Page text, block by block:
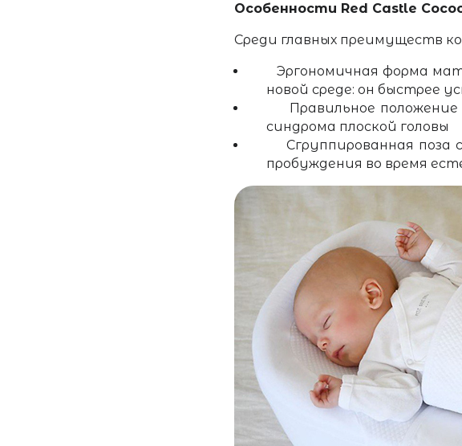
Особенности Red Castle
Среди главных преимуществ
Эргономичная форма
новой среде: он быстрее
Правильное
синдрома плоской головы
Сгруппированная поза
пробуждения во время